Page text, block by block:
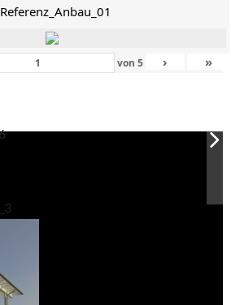
Referenz_Anbau_01
von 5 › »